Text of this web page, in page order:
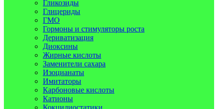
Гликозиды
Глицериды
ГМО
Гормоны и стимуляторы роста
Дериватизация
Диоксины
Жирные кислоты
Заменители сахара
Изоцианаты
Имитаторы
Карбоновые кислоты
Катионы
Кокцидиостатики